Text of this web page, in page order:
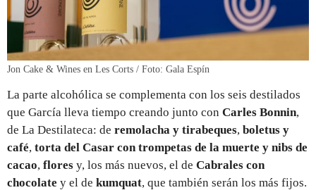
Jon Cake & Wines en Les Corts / Foto: Gala Espín
La parte alcohólica se complementa con los seis destilados
que García lleva tiempo creando junto con Carles Bonnin,
de La Destilateca: de remolacha y tirabeques, boletus y
café, torta del Casar con trompetas de la muerte y nibs de
cacao, flores y, los más nuevos, el de Cabrales con
chocolate y el de kumquat, que también serán los más fijos.